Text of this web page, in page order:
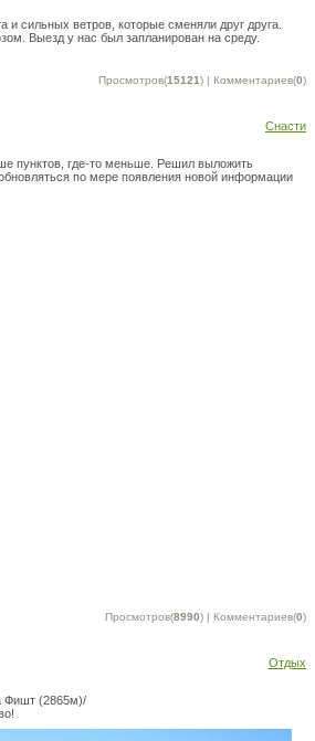
и сильных ветров, которые сменяли друг друга.
Выезд у нас был запланирован на среду.
Просмотров(15121) | Комментариев(0)
Снасти
пунктов, где-то меньше. Решил выложить
по мере появления новой информации
Просмотров(8990) | Комментариев(0)
Отдых
Фишт (2865м)/